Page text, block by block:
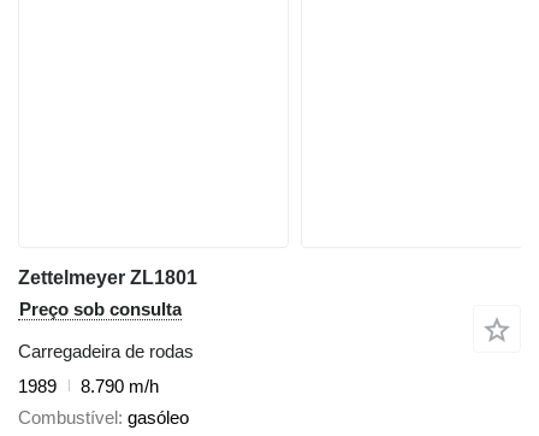
Zettelmeyer ZL1801
Preço sob consulta
Carregadeira de rodas
1989
8.790 m/h
Combustível gasóleo